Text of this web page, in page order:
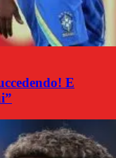
E